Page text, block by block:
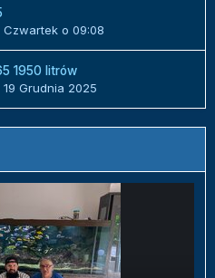
Czwartek o 09:08
1950 litrów
19 Grudnia 2025